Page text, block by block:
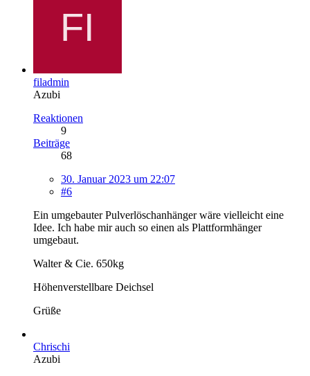
filadmin
Azubi
Reaktionen
9
Beiträge
68
30. Januar 2023 um 22:07
#6
Ein umgebauter Pulverlöschanhänger wäre vielleicht eine
Idee. Ich habe mir auch so einen als Plattformhänger
umgebaut.
Walter & Cie. 650kg
Höhenverstellbare Deichsel
Grüße
Chrischi
Azubi